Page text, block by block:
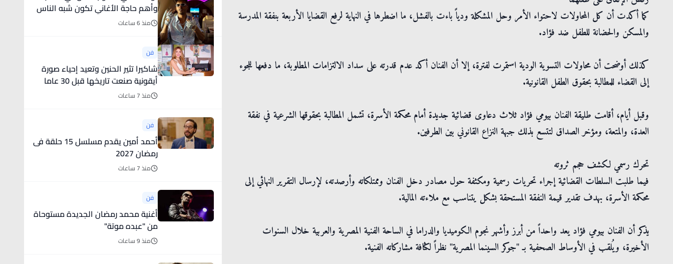
كما أكدت أن كل المحاولات لاحتواء الأمر وحل المشكلة ودياً باءت بالفشل، ما اضطرها في النهاية لرفع القضايا الأربعة بنفقة المدرسة
والمسكن والحضانة للطفل ضد فؤاد.
كذلك أوضحت أن محاولات التسوية الودية استمرت لفترة، إلا أن الفنان أكد عدم قدرته على سداد الالتزامات المطلوبة، ما دفعها للجوء
إلى القضاء للمطالبة بحقوق الطفل القانونية.
وقبل أيام، أقامت طليقة الفنان بيومي فؤاد ثلاث دعاوى قضائية جديدة أمام محكمة الأسرة، تشمل المطالبة بحقوقها الشرعية في نفقة
العدة، والمتعة، ومؤخر الصداق لتتسع بذلك جبهة النزاع القانوني بين الطرفين.
تحرك رسمي لكشف حجم ثروته
فيما طلبت السلطات القضائية إجراء تحريات رسمية ومكثفة حول مصادر دخل الفنان وممتلكاته وأرصدته، لإرسال التقرير النهائي إلى
محكمة الأسرة، بهدف تقدير قيمة النفقة المستحقة بشكل يتناسب مع ملاءته المالية.
يذكر أن الفنان بيومي فؤاد يعد واحداً من أبرز وأشهر نجوم الكوميديا والدراما في الساحة الفنية المصرية والعربية خلال السنوات
الأخيرة، ويُلقب في الأوساط الصحفية بـ "جوكر السينما المصرية" نظراً لكثافة مشاركاته الفنية.
وأهم حاجة الأغاني تكون شبه الناس
منذ 6 ساعات
فن
شاكيرا تثير الحنين وتعيد إحياء صورة
أيقونية صنعت تاريخها قبل 30 عاما
منذ 7 ساعات
فن
أحمد أمين يقدم مسلسل 15 حلقة فى
رمضان 2027
منذ 7 ساعات
فن
أغنية محمد رمضان الجديدة مستوحاة
من "عبده موتة"
منذ 9 ساعات